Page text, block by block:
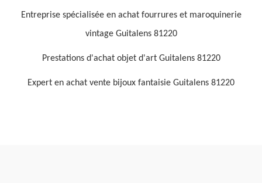
Entreprise spécialisée en achat fourrures et maroquinerie
vintage Guitalens 81220
Prestations d'achat objet d'art Guitalens 81220
Expert en achat vente bijoux fantaisie Guitalens 81220